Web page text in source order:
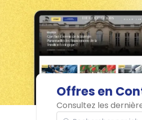
Offres en
Consultez les
Rechercher par job,